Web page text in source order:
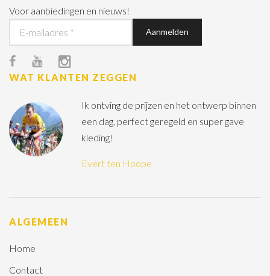
Voor aanbiedingen en nieuws!
WAT KLANTEN ZEGGEN
Ik ontving de prijzen en het ontwerp binnen
een dag, perfect geregeld en super gave
kleding!
Evert ten Hoope
ALGEMEEN
Home
Contact